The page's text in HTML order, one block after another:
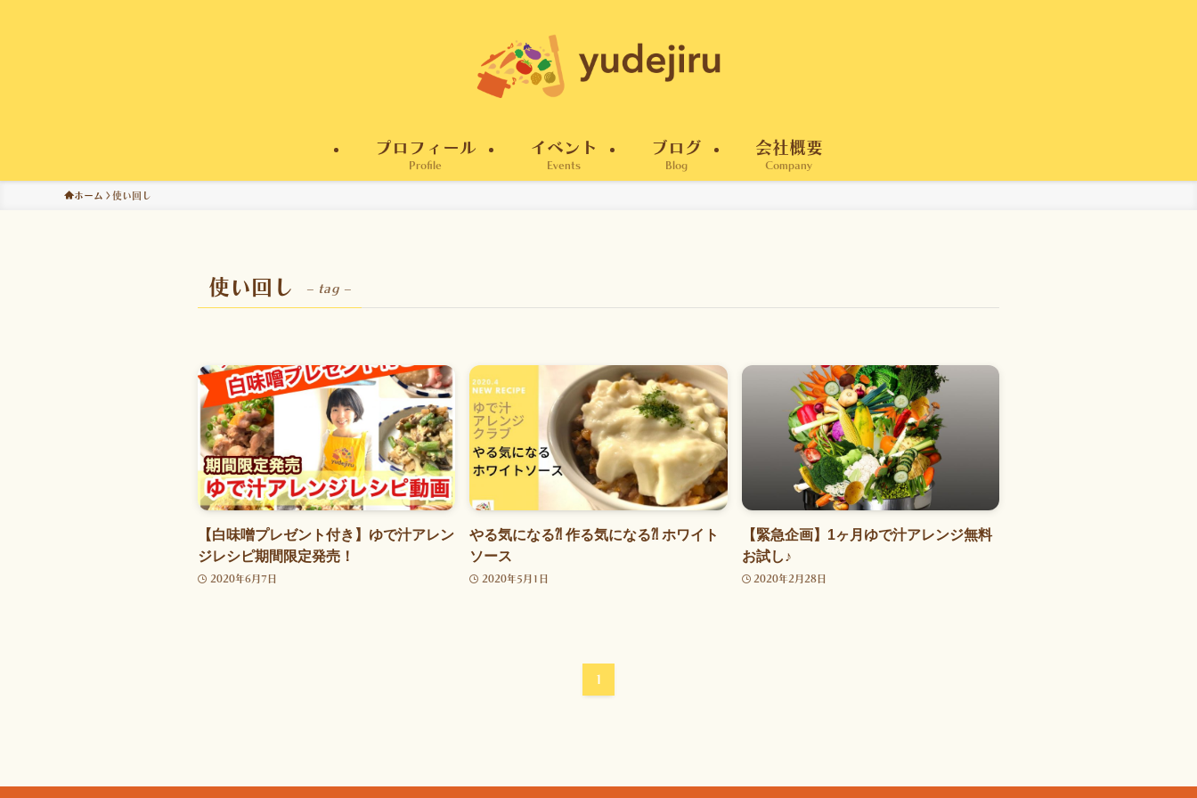
プロフィール
Profile
イベント
Events
ブログ
Blog
会社概要
Company
ホーム 使い回し
使い回し – tag –
【白味噌プレゼント付き】ゆで汁アレン
ジレシピ期間限定発売！
2020年6月7日
やる気になる⁈ 作る気になる⁈ ホワイト
ソース
2020年5月1日
【緊急企画】1ヶ月ゆで汁アレンジ無料
お試し♪
2020年2月28日
1